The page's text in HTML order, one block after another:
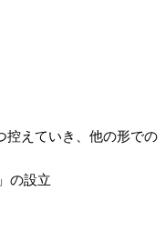
控えていき、他の形での
の設立